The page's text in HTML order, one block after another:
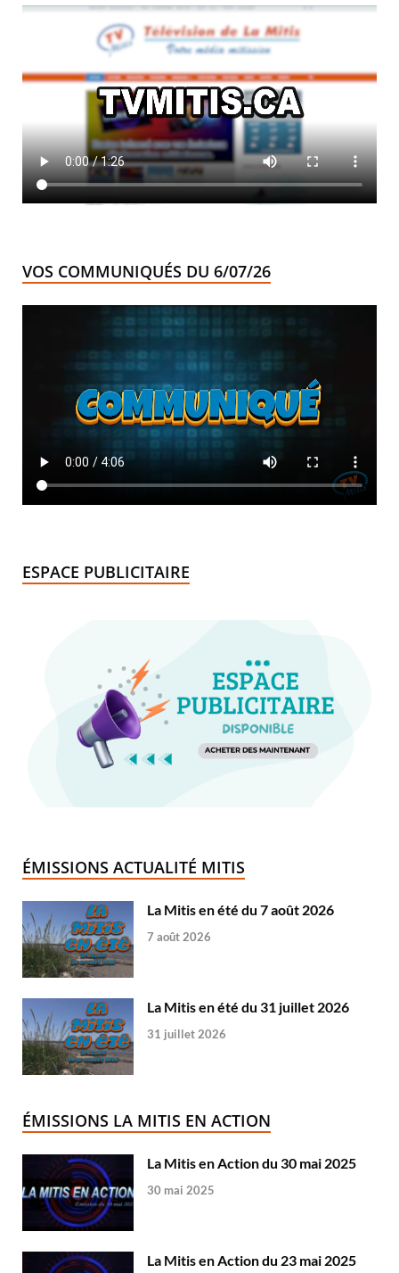
VOS COMMUNIQUÉS DU 6/07/26
ESPACE PUBLICITAIRE
ÉMISSIONS ACTUALITÉ MITIS
La Mitis en été du 7 août 2026
7 août 2026
La Mitis en été du 31 juillet 2026
31 juillet 2026
ÉMISSIONS LA MITIS EN ACTION
La Mitis en Action du 30 mai 2025
30 mai 2025
La Mitis en Action du 23 mai 2025